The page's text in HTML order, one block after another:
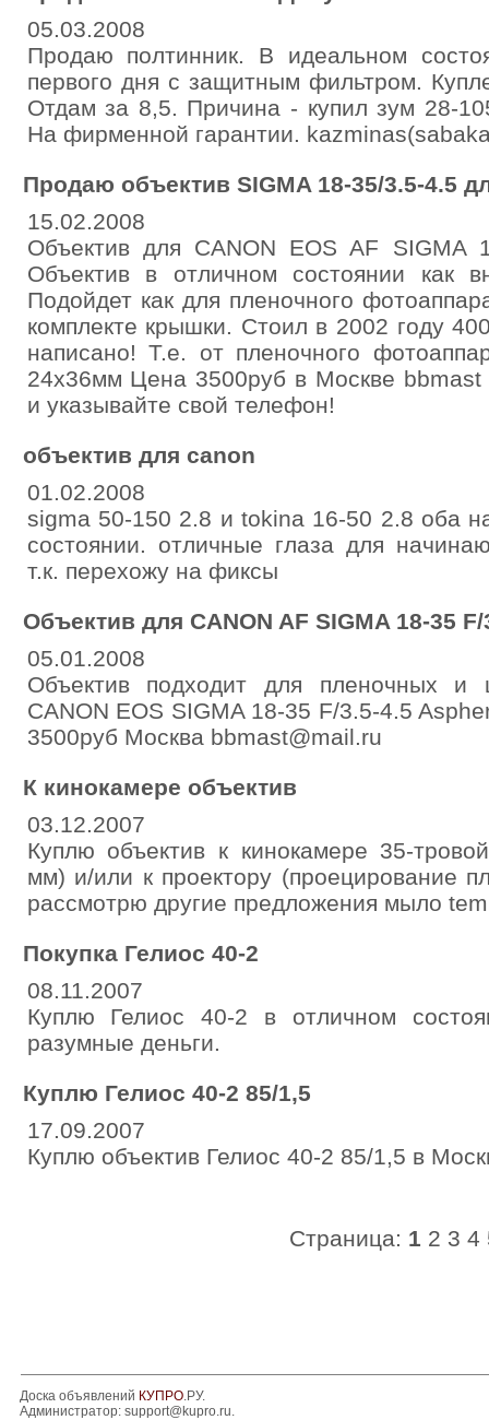
05.03.2008
Продаю полтинник. В идеальном
первого дня с защитным фильтром.
Отдам за 8,5. Причина - купил зум 28-
На фирменной гарантии.
Продаю объектив SIGMA 18-35/3.5-4.5
15.02.2008
Объектив для CANON EOS AF SIGMA
Объектив в отличном состоянии как
Подойдет как для пленочного
комплекте крышки. Стоил в 2002 году
написано! Т.е. от пленочного
24х36мм Цена 3500руб в Москве
и указывайте свой телефон!
объектив для canon
01.02.2008
sigma 50-150 2.8 и tokina 16-50 2.8 оба
состоянии. отличные глаза для
т.к. перехожу на фиксы
Объектив для CANON AF SIGMA 18-35 F/
05.01.2008
Объектив подходит для пленочных и
CANON EOS SIGMA 18-35 F/3.5-4.5
3500руб Москва bbmast@mail.ru
К кинокамере объектив
03.12.2007
Куплю объектив к кинокамере 35-
мм) и/или к проектору (проецирование
рассмотрю другие предложения мыло
Покупка Гелиос 40-2
08.11.2007
Куплю Гелиос 40-2 в отличном
разумные деньги.
Куплю Гелиос 40-2 85/1,5
17.09.2007
Куплю объектив Гелиос 40-2 85/1,5 в
Страница: 1 2 3 4
Доска объявлений КУПРО.РУ.
Администратор: support@kupro.ru.